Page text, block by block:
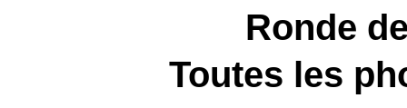
Ronde
Toutes les